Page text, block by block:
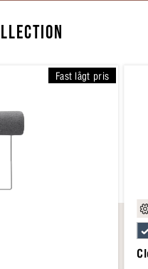
Fast lågt pris